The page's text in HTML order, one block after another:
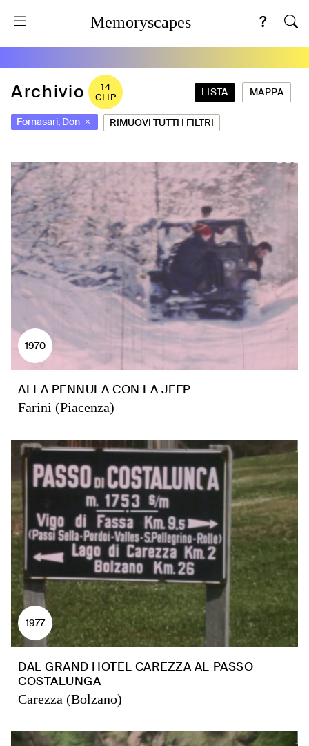
Memoryscapes
Archivio
14
CLIP
LISTA MAPPA
Fornasari, Don RIMUOVI TUTTI I FILTRI
1970
ALLA PENNULA CON LA JEEP
Farini (Piacenza)
1977
DAL GRAND HOTEL CAREZZA AL PASSO
COSTALUNGA
Carezza (Bolzano)